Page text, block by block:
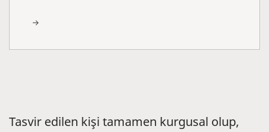
Tasvir edilen kişi tamamen kurgusal olup,